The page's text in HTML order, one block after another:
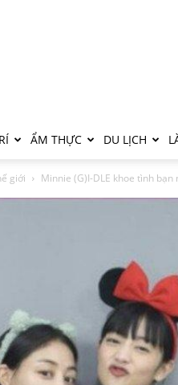
ẨM THỰC DU LỊCH
giới Minnie (G)I-DLE khoe tình bạn